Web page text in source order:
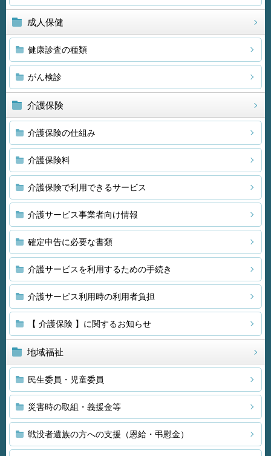
成人保健
健康診査の種類
がん検診
介護保険
介護保険の仕組み
介護保険料
介護保険で利用できるサービス
介護サービス事業者向け情報
確定申告に必要な書類
介護サービスを利用するための手続き
介護サービス利用時の利用者負担
【 介護保険 】に関するお知らせ
地域福祉
民生委員・児童委員
災害時の取組・義援金等
戦没者遺族の方への支援（恩給・弔慰金）